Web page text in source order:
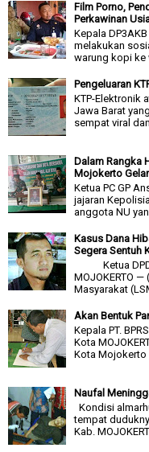
Film Porno,
Perkawinan
Kepala
melakukan
warung kopi ke
Pengeluaran
KTP-Elektronik
Jawa Barat
sempat viral
Dalam Rangka
Mojokerto
Ketua PC GP
jajaran
anggota NU
Kasus Dana
Segera Sentuh
Ketua DPD
MOJOKERTO
Masyarakat
Akan Bentuk
Kepala PT.
Kota
Kota Mojokerto
Naufal
Kondisi
tempat
Kab.